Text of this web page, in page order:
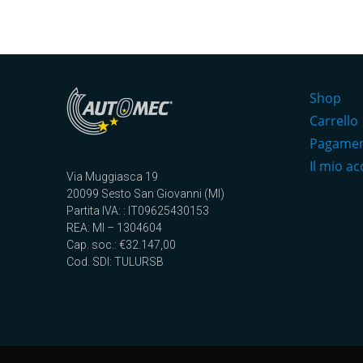
Via Muggiasca 19
20099 Sesto San Giovanni (MI)
Partita IVA: : IT09625430153
REA: MI – 1304604
Cap. soc.: €32.147,00
Cod. SDI: TULURSB
Shop
Carrello
Il mio